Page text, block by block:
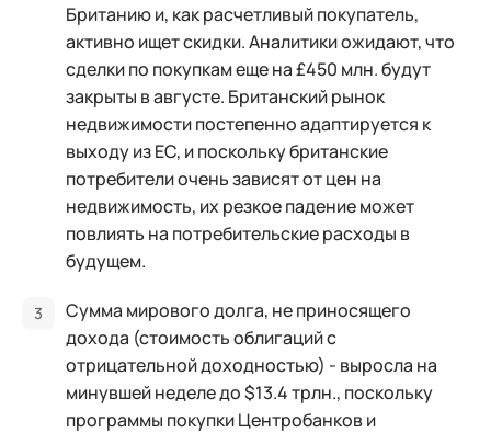
Британию и, как расчетливый покупатель,
активно ищет скидки. Аналитики ожидают, что
сделки по покупкам еще на £450 млн. будут
закрыты в августе. Британский рынок
недвижимости постепенно адаптируется к
выходу из ЕС, и поскольку британские
потребители очень зависят от цен на
недвижимость, их резкое падение может
повлиять на потребительские расходы в
будущем.
Сумма мирового долга, не приносящего
дохода (стоимость облигаций с
отрицательной доходностью) - выросла на
минувшей неделе до $13.4 трлн., поскольку
программы покупки Центробанков и